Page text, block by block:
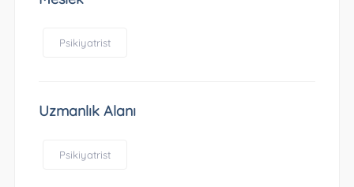
Psikiyatrist
Uzmanlık Alanı
Psikiyatrist